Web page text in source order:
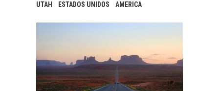
UTAH ESTADOS UNIDOS AMERICA